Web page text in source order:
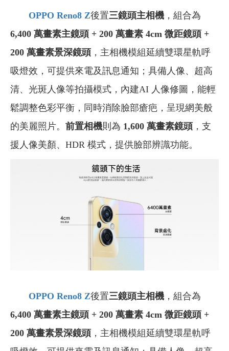
OPPO Reno8 Z後置三鏡頭主相機 ，組合為
6,400 萬畫素主鏡頭 + 200 萬畫素 4cm 微距鏡頭 +
200 萬畫素景深鏡頭 ，主相機模組延續雙環星軌呼
吸燈效，可提供來電及訊息通知；具備人像、超高
清、光斑人像等拍攝模式，內建AI 人像修圖，能輕
鬆調整色彩平衡，同時消除臉部瘡疤，呈現網美般
的美麗照片。 前置相機則為 1,600 萬畫素鏡頭 ，支
援人像美顏、HDR 模式，提供臉部辨識功能。
OPPO Reno8 Z後置三鏡頭主相機 ，組合為
6,400 萬畫素主鏡頭 + 200 萬畫素 4cm 微距鏡頭 +
200 萬畫素景深鏡頭 ，主相機模組延續雙環星軌呼